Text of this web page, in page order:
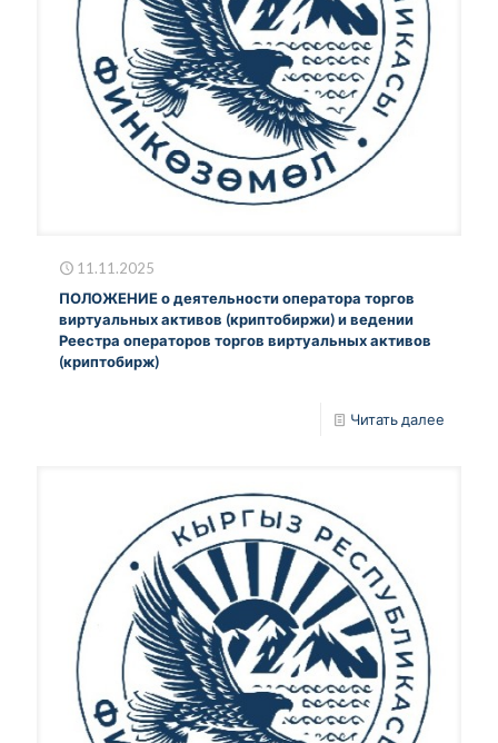
11.11.2025
ПОЛОЖЕНИЕ о деятельности оператора торгов
виртуальных активов (криптобиржи) и ведении
Реестра операторов торгов виртуальных активов
(криптобирж)
Читать далее